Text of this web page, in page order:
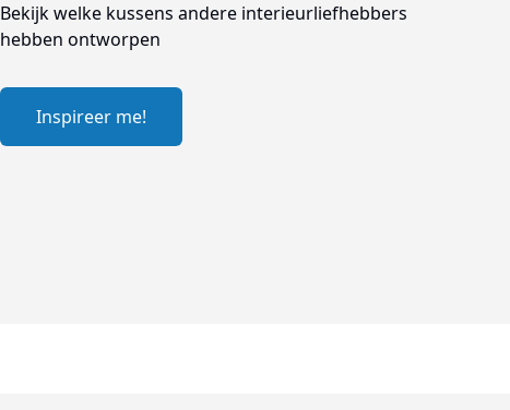
Bekijk welke kussens andere interieurliefhebbers
hebben ontworpen
Inspireer me!